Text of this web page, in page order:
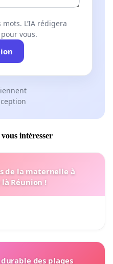
L’IA rédigera
vous.
intéresser
de la maternelle à
l’université à là Réunion !
des plages